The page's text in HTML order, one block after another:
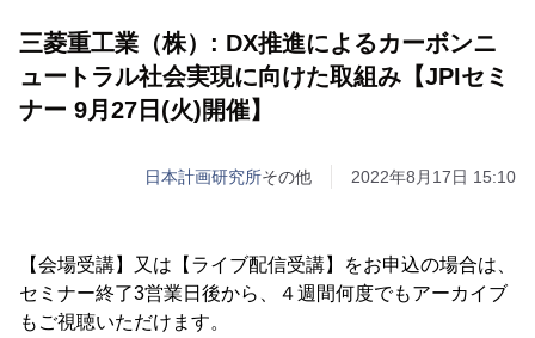
三菱重工業（株）: DX推進によるカーボンニ
ュートラル社会実現に向けた取組み【JPIセミ
ナー 9月27日(火)開催】
日本計画研究所その他 2022年8月17日 15:10
【会場受講】又は【ライブ配信受講】をお申込の場合は、
セミナー終了3営業日後から、４週間何度でもアーカイブ
もご視聴いただけます。